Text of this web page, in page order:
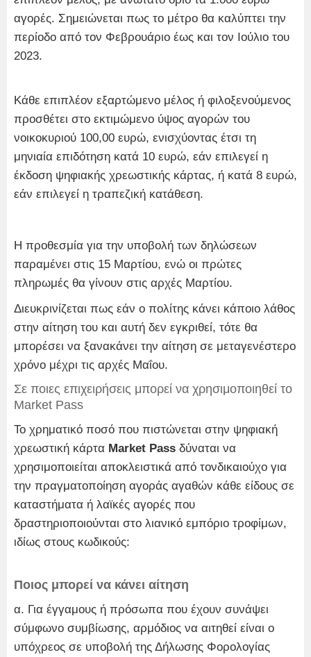
αγορές. Σημειώνεται πως το μέτρο θα καλύπτει την
περίοδο από τον Φεβρουάριο έως και τον Ιούλιο του
2023.
Κάθε επιπλέον εξαρτώμενο μέλος ή φιλοξενούμενος
προσθέτει στο εκτιμώμενο ύψος αγορών του
νοικοκυριού 100,00 ευρώ, ενισχύοντας έτσι τη
μηνιαία επιδότηση κατά 10 ευρώ, εάν επιλεγεί η
έκδοση ψηφιακής χρεωστικής κάρτας, ή κατά 8 ευρώ,
εάν επιλεγεί η τραπεζική κατάθεση.
Η προθεσμία για την υποβολή των δηλώσεων
παραμένει στις 15 Μαρτίου, ενώ οι πρώτες
πληρωμές θα γίνουν στις αρχές Μαρτίου.
Διευκρινίζεται πως εάν ο πολίτης κάνει κάποιο λάθος
στην αίτηση του και αυτή δεν εγκριθεί, τότε θα
μπορέσει να ξανακάνει την αίτηση σε μεταγενέστερο
χρόνο μέχρι τις αρχές Μαΐου.
Σε ποιες επιχειρήσεις μπορεί να χρησιμοποιηθεί το
Market Pass
Το χρηματικό ποσό που πιστώνεται στην ψηφιακή
χρεωστική κάρτα Market Pass δύναται να
χρησιμοποιείται αποκλειστικά από τονδικαιούχο για
την πραγματοποίηση αγοράς αγαθών κάθε είδους σε
καταστήματα ή λαϊκές αγορές που
δραστηριοποιούνται στο λιανικό εμπόριο τροφίμων,
ιδίως στους κωδικούς:
Ποιος μπορεί να κάνει αίτηση
α. Για έγγαμους ή πρόσωπα που έχουν συνάψει
σύμφωνο συμβίωσης, αρμόδιος να αιτηθεί είναι ο
υπόχρεος σε υποβολή της Δήλωσης Φορολογίας